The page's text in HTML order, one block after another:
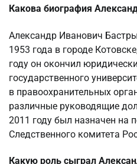
Какова биография
Александр Иванович
1953 года в городе
году он окончил
государственного
в правоохранительных
различные руководящие
2011 году был назначен на
Следственного комитета
Какую роль сыграл